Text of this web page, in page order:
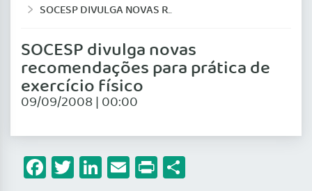
SOCESP DIVULGA NOVAS RECOMENDAÇÕES PARA PRÁTICA DE EXERCÍCIO FÍSICO
SOCESP divulga novas
recomendações para prática de
exercício físico
09/09/2008 | 00:00
Facebook
Twitter
LinkedIn
Email
Print